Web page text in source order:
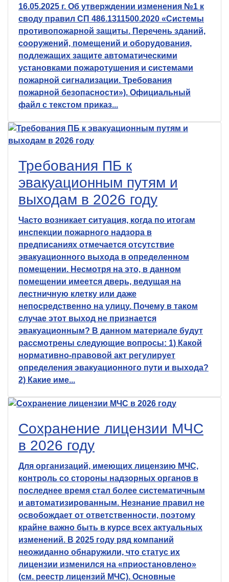
16.05.2025 г. Об утверждении изменения №1 к
своду правил СП 486.1311500.2020 «Системы
противопожарной защиты. Перечень зданий,
сооружений, помещений и оборудования,
подлежащих защите автоматическими
установками пожаротушения и системами
пожарной сигнализации. Требования
пожарной безопасности»). Официальный
файл с текстом приказ...
Требования ПБ к
эвакуационным путям и
выходам в 2026 году
Часто возникает ситуация, когда по итогам
инспекции пожарного надзора в
предписаниях отмечается отсутствие
эвакуационного выхода в определенном
помещении. Несмотря на это, в данном
помещении имеется дверь, ведущая на
лестничную клетку или даже
непосредственно на улицу. Почему в таком
случае этот выход не признается
эвакуационным? В данном материале будут
рассмотрены следующие вопросы: 1) Какой
нормативно-правовой акт регулирует
определения эвакуационного пути и выхода?
2) Какие име...
Сохранение лицензии МЧС
в 2026 году
Для организаций, имеющих лицензию МЧС,
контроль со стороны надзорных органов в
последнее время стал более систематичным
и автоматизированным. Незнание правил не
освобождает от ответственности, поэтому
крайне важно быть в курсе всех актуальных
изменений. В 2025 году ряд компаний
неожиданно обнаружили, что статус их
лицензии изменился на «приостановлено»
(см. реестр лицензий МЧС). Основные